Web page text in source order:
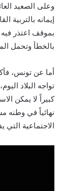
وعلى الصعيد
إيمانه بالتربية
بموقف اعتذر فيه
بالخطأ وتحمل
أما عن تونس،
تواجه البلاد
كبيراً لا يمكن
نهائياً في وطنه
الاجتماعية التي